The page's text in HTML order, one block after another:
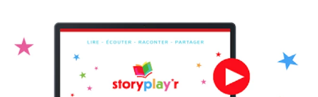
En famille
Quotidien et loisirs